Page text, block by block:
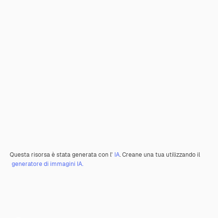
Questa risorsa è stata generata con l' IA. Creane una tua utilizzando il
generatore di immagini IA.